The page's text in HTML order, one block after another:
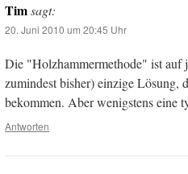
Timsagt:
20. Juni 2010 um 20:45 Uhr
Die "Holzhammermethode" ist auf
zumindest bisher) einzige Lösung,
bekommen. Aber wenigstens eine
Antworten